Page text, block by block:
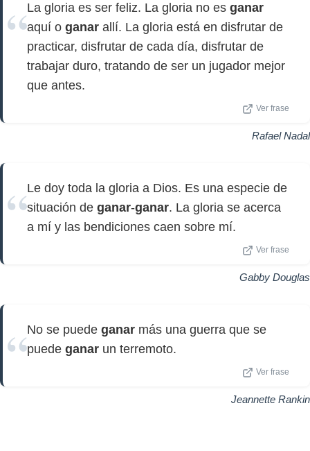
La gloria es ser feliz. La gloria no es ganar
aquí o ganar allí. La gloria está en disfrutar de
practicar, disfrutar de cada día, disfrutar de
trabajar duro, tratando de ser un jugador mejor
que antes.
Ver frase
Rafael Nadal
Le doy toda la gloria a Dios. Es una especie de
situación de ganar-ganar. La gloria se acerca
a mí y las bendiciones caen sobre mí.
Ver frase
Gabby Douglas
No se puede ganar más una guerra que se
puede ganar un terremoto.
Ver frase
Jeannette Rankin